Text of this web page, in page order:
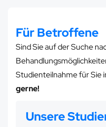
Für Betroffene
Sind Sie auf der Suche
Studienteilnahme für Sie
gerne!
Unsere